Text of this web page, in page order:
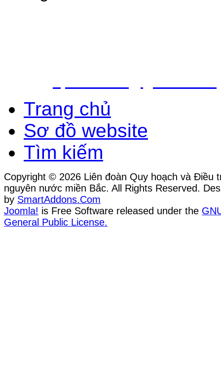
Trang chủ
Sơ đồ website
Tìm kiếm
Copyright © 2026 Liên đoàn Quy hoạch và Điều
nguyên nước miền Bắc. All Rights Reserved.
by SmartAddons.Com
Joomla! is Free Software released under the
General Public License.